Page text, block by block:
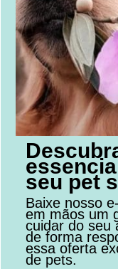
seu pet
Baixe nosso
em mãos um
cuidar do seu
de forma
essa oferta
de pets.